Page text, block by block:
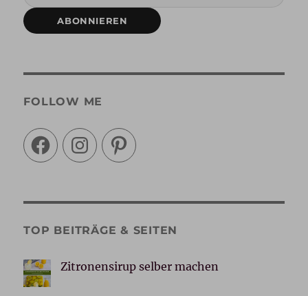
ABONNIEREN
FOLLOW ME
FacebookInstagramPinterest
TOP BEITRÄGE & SEITEN
Zitronensirup selber machen